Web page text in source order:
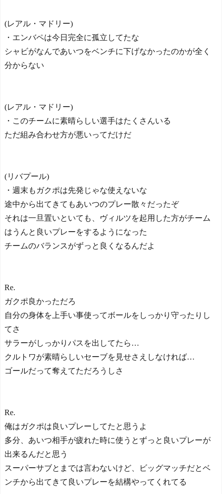
(レアル・マドリー)
・エンバペは今日完全に孤立してたな
シャビがなんであいつをベンチに下げなかったのかが全く
分からない
(レアル・マドリー)
・このチームに素晴らしい選手はたくさんいる
ただ組み合わせ方が悪いってだけだ
(リバプール)
・週末もガクポは先発じゃな使えないな
途中から出てきてもあいつのプレー散々だったぞ
それは一旦置いといても、ヴィルツを起用した方がチーム
はうんと良いプレーをするようになった
チームのバランスがずっと良くなるんだよ
Re.
ガクポ良かっただろ
自分の身体を上手い事使ってボールをしっかり守ったりし
てさ
サラーがしっかりパスを出してたら…
クルトワが素晴らしいセーブを見せさえしなければ…
ゴールだって奪えてただろうしさ
Re.
俺はガクポは良いプレーしてたと思うよ
多分、あいつ相手が疲れた時に使うとずっと良いプレーが
出来るんだと思う
スーパーサブとまでは言わないけど、ビッグマッチだとベ
ンチから出てきて良いプレーを結構やってくれてる